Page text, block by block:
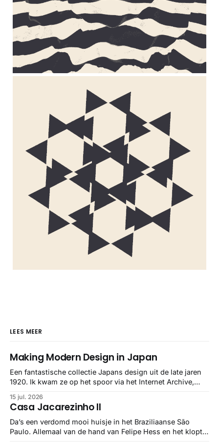
LEES MEER
Making Modern Design in Japan
Een fantastische collectie Japans design uit de late jaren
1920. Ik kwam ze op het spoor via het Internet Archive,
gebundeld in een: boek ✨ Daarin hebben ze alle scans een
stuk netter getrokken, maar op deze manier vind ik ze er
minstens
15 jul. 2026
Casa Jacarezinho II
Da’s een verdomd mooi huisje in het Braziliaanse São
Paulo. Allemaal van de hand van Felipe Hess en het klopt